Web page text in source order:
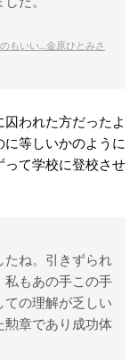
もいい…金原ひとみさ
われた方だったよ
等しいかのように
って学校に登校させ
たね。引きずられ
私もあの手この手
ての理解が乏しい
勲章であり成功体